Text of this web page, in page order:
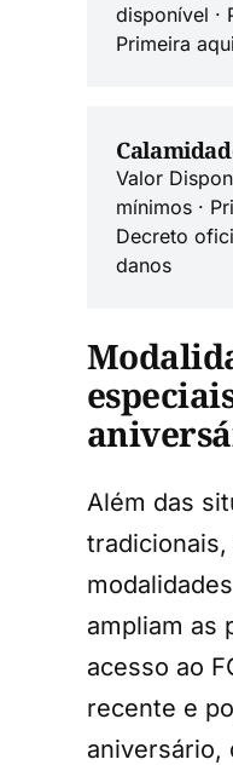
disponível ·
Primeira
Valor
mínimos ·
Decreto
danos
Além das
ampliam as
acesso ao
recente e
aniversário,